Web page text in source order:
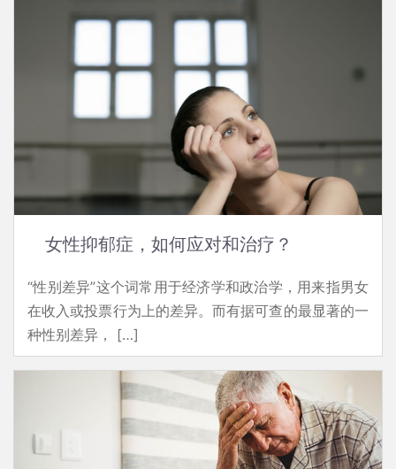
女性抑郁症，如何应对和治疗？
“性别差异”这个词常用于经济学和政治学，用来指男女
在收入或投票行为上的差异。而有据可查的最显著的一
种性别差异， […]